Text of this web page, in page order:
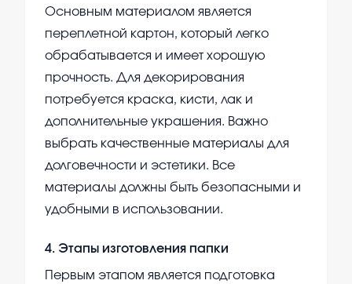
Основным материалом является
переплетной картон, который легко
обрабатывается и имеет хорошую
прочность. Для декорирования
потребуется краска, кисти, лак и
дополнительные украшения. Важно
выбрать качественные материалы для
долговечности и эстетики. Все
материалы должны быть безопасными и
удобными в использовании.
4. Этапы изготовления папки
Первым этапом является подготовка